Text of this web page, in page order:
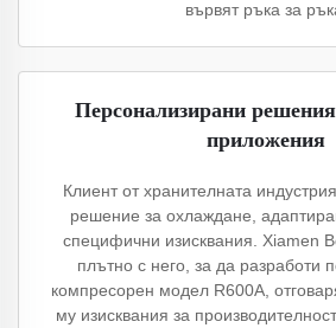
вървят ръка за
Персонализирани
приложения
Клиент от хранителната
решение за охлаждане,
специфични изисквания. Xiamen
плътно с него, за да разработи
компресорен модел R600A,
му изисквания за